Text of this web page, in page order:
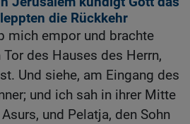
die Rückkehr
mich empor und brachte
des Hauses des Herrn,
Und siehe, am Eingang des
und ich sah in ihrer Mitte
und Pelatja, den Sohn